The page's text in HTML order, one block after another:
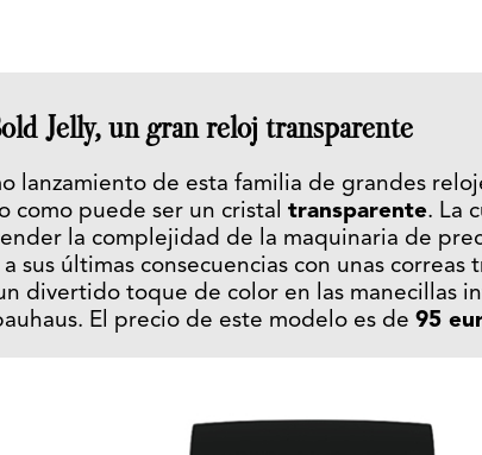
Jelly, un gran reloj transparente
lanzamiento de esta familia de grandes
como puede ser un cristal transparente. La
la complejidad de la maquinaria de
sus últimas consecuencias con unas
divertido toque de color en las manecillas
El precio de este modelo es de 95